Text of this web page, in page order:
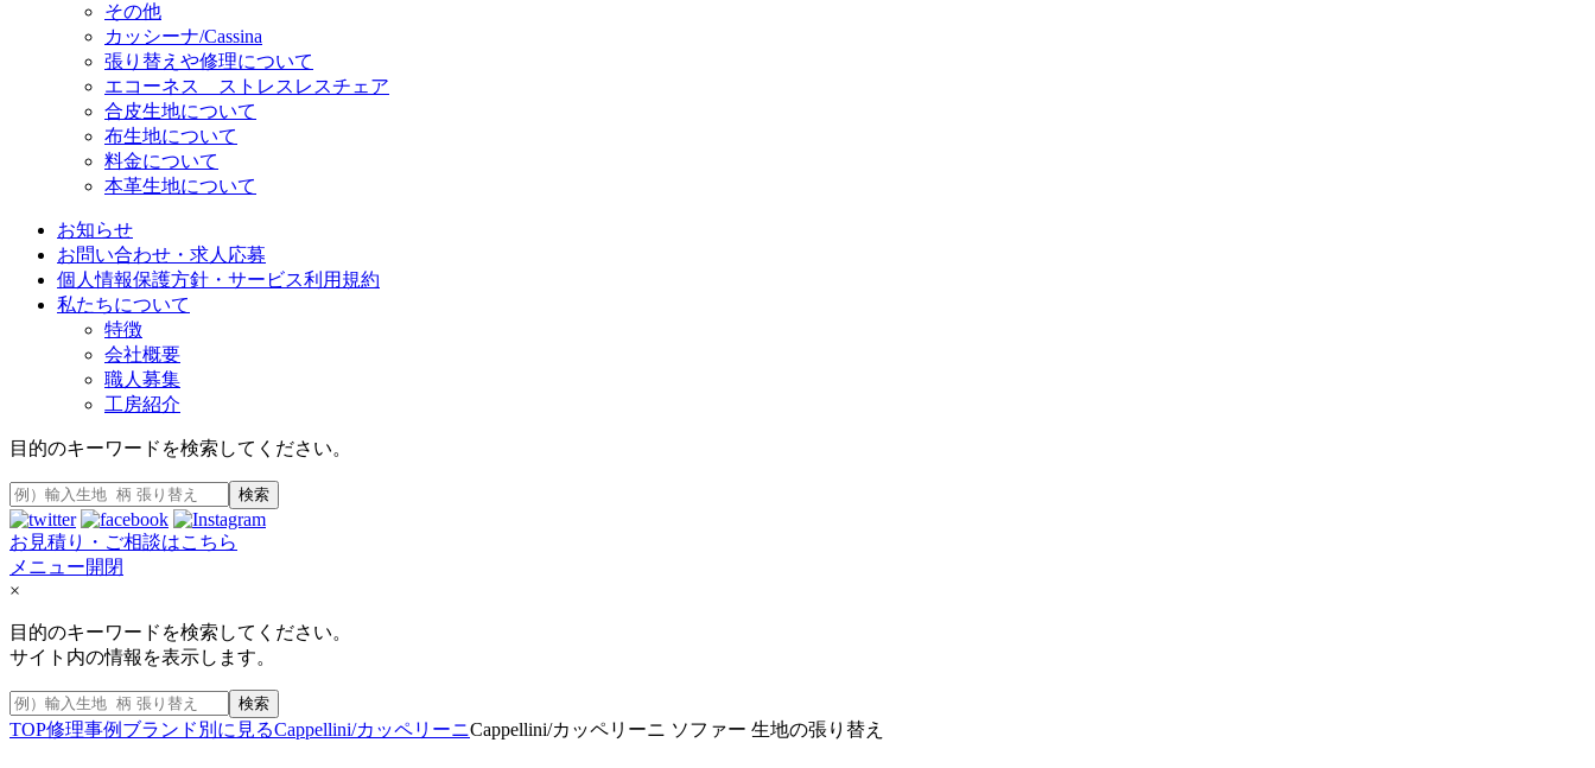
その他
カッシーナ/Cassina
張り替えや修理について
エコーネス ストレスレスチェア
合皮生地について
布生地について
料金について
本革生地について
お知らせ
お問い合わせ・求人応募
個人情報保護方針・サービス利用規約
私たちについて
特徴
会社概要
職人募集
工房紹介
目的のキーワードを検索してください。
検索
お見積り・ご相談はこちら
メニュー開閉
×
目的のキーワードを検索してください。
サイト内の情報を表示します。
検索
TOP修理事例 ブランド別に見るCappellini/カッペリーニCappellini/カッペリーニ ソファー 生地の張り替え